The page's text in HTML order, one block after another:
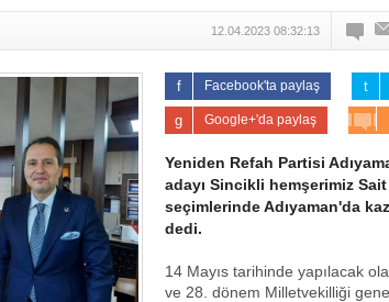
12.04.2023 08:32:13
Facebook'ta paylaş
Google+'da paylaş
Yeniden Refah Partisi
adayı Sincikli hemşerimiz Sait
seçimlerinde Adıyaman'da
dedi.
14 Mayıs tarihinde yapılacak
ve 28. dönem Milletvekilliği